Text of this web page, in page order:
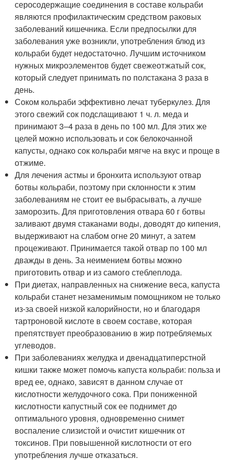
серосодержащие соединения в составе кольраби
являются профилактическим средством раковых
заболеваний кишечника. Если предпосылки для
заболевания уже возникли, употребления блюд из
кольраби будет недостаточно. Лучшим источником
нужных микроэлементов будет свежеотжатый сок,
который следует принимать по полстакана 3 раза в
день.
Соком кольраби эффективно лечат туберкулез. Для
этого свежий сок подслащивают 1 ч. л. меда и
принимают 3–4 раза в день по 100 мл. Для этих же
целей можно использовать и сок белокочанной
капусты, однако сок кольраби мягче на вкус и проще в
отжиме.
Для лечения астмы и бронхита используют отвар
ботвы кольраби, поэтому при склонности к этим
заболеваниям не стоит ее выбрасывать, а лучше
заморозить. Для приготовления отвара 60 г ботвы
заливают двумя стаканами воды, доводят до кипения,
выдерживают на слабом огне 20 минут, а затем
процеживают. Принимается такой отвар по 100 мл
дважды в день. За неимением ботвы можно
приготовить отвар и из самого стеблеплода.
При диетах, направленных на снижение веса, капуста
кольраби станет незаменимым помощником не только
из-за своей низкой калорийности, но и благодаря
тартроновой кислоте в своем составе, которая
препятствует преобразованию в жир потребляемых
углеводов.
При заболеваниях желудка и двенадцатиперстной
кишки также может помочь капуста кольраби: польза и
вред ее, однако, зависят в данном случае от
кислотности желудочного сока. При пониженной
кислотности капустный сок ее поднимет до
оптимального уровня, одновременно снимет
воспаление слизистой и очистит кишечник от
токсинов. При повышенной кислотности от его
употребления лучше отказаться.